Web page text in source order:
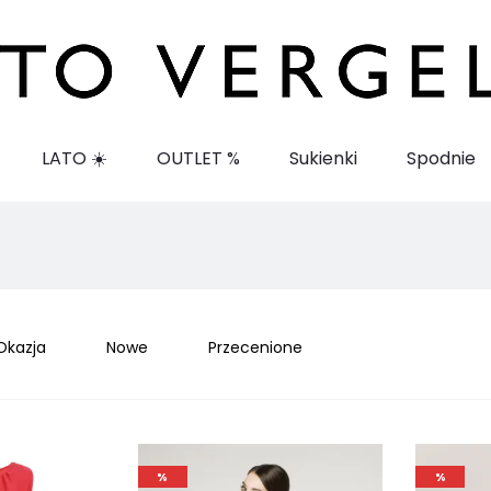
LATO ☀️ OUTLET % Sukienki Spodnie
Nowe Przecenione
% %